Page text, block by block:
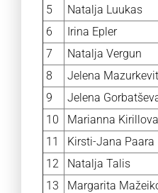
5
Natalja Luukas
6
Irina Epler
7
Natalja Vergun
8
Jelena
9
Jelena
10
Marianna Kirillova
11
Kirsti-Jana Paara
12
Natalja Talis
13
Margarita